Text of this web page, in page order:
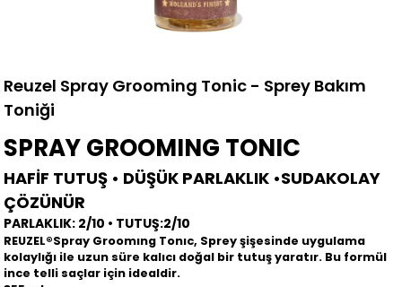
Reuzel Spray Grooming Tonic - Sprey Bakım
Toniği
SPRAY GROOMING TONIC
HAFİF TUTUŞ • DÜŞÜK PARLAKLIK •SUDAKOLAY
ÇÖZÜNÜR
PARLAKLIK: 2/10 • TUTUŞ:2/10
REUZEL®Spray Groomıng Tonıc, Sprey şişesinde uygulama
kolaylığı ile uzun süre kalıcı doğal bir tutuş yaratır. Bu formül
ince telli saçlar için idealdir.